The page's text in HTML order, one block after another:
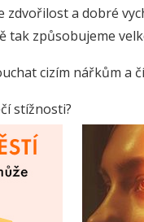
zdvořilost a dobré
tak způsobujeme
cizím nářkům a
stížnosti?